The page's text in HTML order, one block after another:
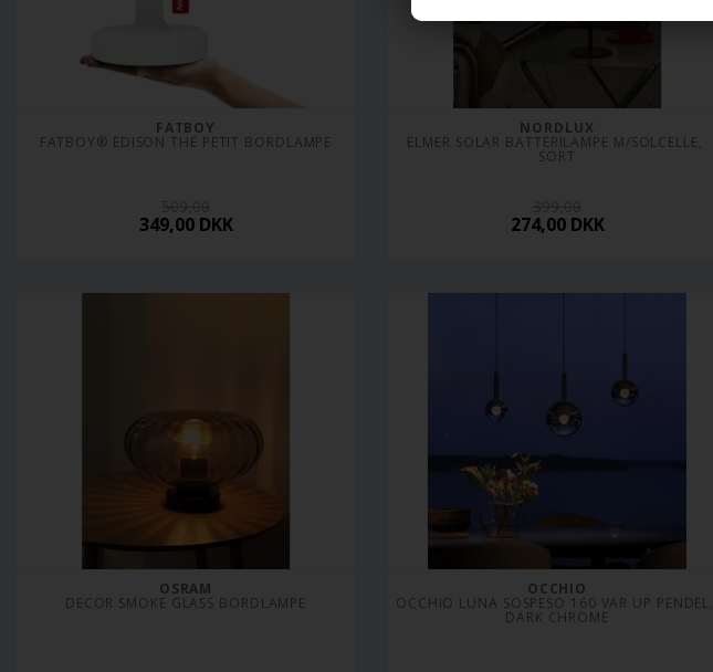
FATBOY
FATBOY® EDISON THE PETIT BORDLAMPE
349,00 DKK
NORDLUX
ELMER SOLAR BATTERILAMPE M/SOLCELLE,
SORT
274,00 DKK
OSRAM
DECOR SMOKE GLASS BORDLAMPE
OCCHIO
OCCHIO LUNA SOSPESO 160 VAR UP PENDEL,
DARK CHROME